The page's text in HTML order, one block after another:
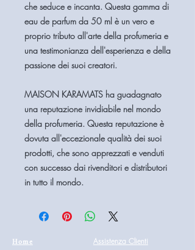
che seduce e incanta. Questa gamma di
eau de parfum da 50 ml è un vero e
proprio tributo all'arte della profumeria e
una testimonianza dell'esperienza e della
passione dei suoi creatori.
MAISON KARAMATS ha guadagnato
una reputazione invidiabile nel mondo
della profumeria. Questa reputazione è
dovuta all'eccezionale qualità dei suoi
prodotti, che sono apprezzati e venduti
con successo dai rivenditori e distributori
in tutto il mondo.
Home
Assistenza Clienti